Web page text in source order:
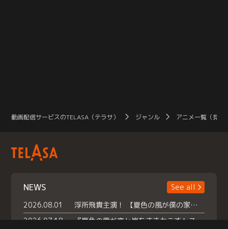
動画配信サービスのTELASA（テラサ） ジャンル アニメ一覧（見放
NEWS
See all
2026.08.01
浮所飛貴主演！ 【夏色の風が僕の家にやってきた】 本日よりテラサで独占配信スタート！
2026.07.18
『夏色の雲が恋と嵐をまきおこす』スペシャルメイキング 【Part1】2026年７月18日（土）23時30分～配信スタート！話題のシーンの裏側を大公開！豪華キャスト大集合！ 『武宮家 真夏の家族会議』開催！